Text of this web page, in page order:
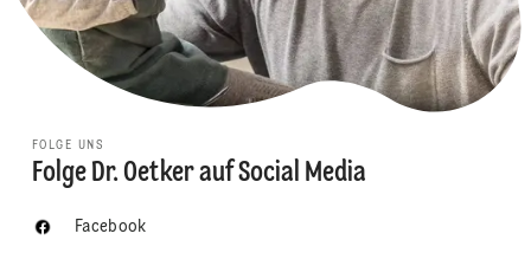
FOLGE UNS
Folge Dr. Oetker auf Social Media
Facebook